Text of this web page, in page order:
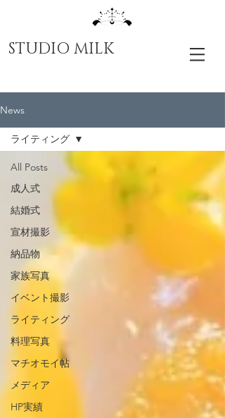
STUDIO MILK
News
All Posts
成人式
結婚式
宣材撮影
納品物
家族写真
イベント撮影
ライティング
料理写真
マチオモイ帖
メディア
HP実績
ライティング